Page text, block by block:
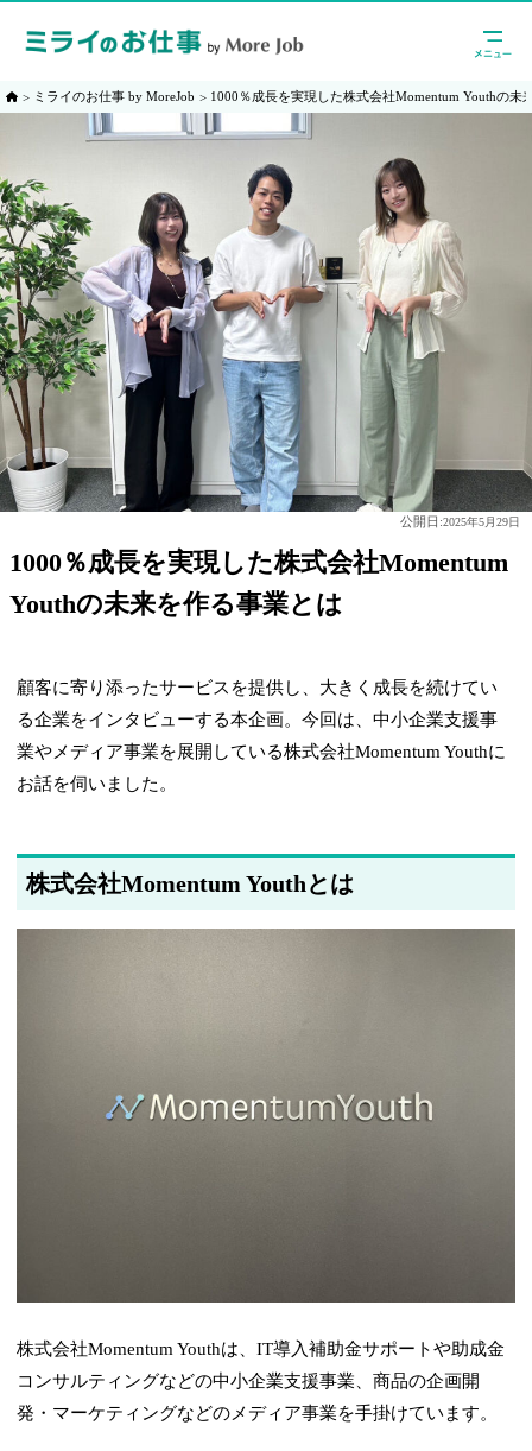
ミライのお仕事 by MoreJob 1000％成長を実現した株式会社Momentum Youthの未
公開日:2025年5月29日
1000％成長を実現した株式会社Momentum
Youthの未来を作る事業とは
顧客に寄り添ったサービスを提供し、大きく成長を続けてい
る企業をインタビューする本企画。今回は、中小企業支援事
業やメディア事業を展開している株式会社Momentum Youthに
お話を伺いました。
株式会社Momentum Youthとは
株式会社Momentum Youthは、IT導入補助金サポートや助成金
コンサルティングなどの中小企業支援事業、商品の企画開
発・マーケティングなどのメディア事業を手掛けています。